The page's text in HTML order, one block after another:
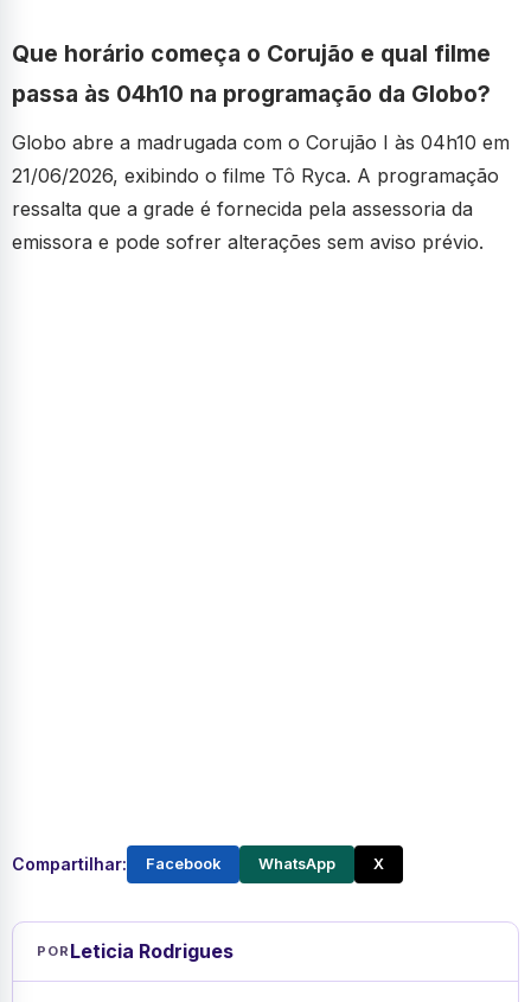
Que horário começa o Corujão e qual filme
passa às 04h10 na programação da Globo?
Globo abre a madrugada com o Corujão I às 04h10 em
21/06/2026, exibindo o filme Tô Ryca. A programação
ressalta que a grade é fornecida pela assessoria da
emissora e pode sofrer alterações sem aviso prévio.
Compartilhar: Facebook WhatsApp X
POR Leticia Rodrigues